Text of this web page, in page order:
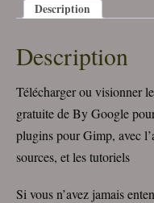
Description
Description
Télécharger ou visionner
gratuite de By Google
plugins pour Gimp, avec
sources, et les tutoriels
Si vous n’avez jamais